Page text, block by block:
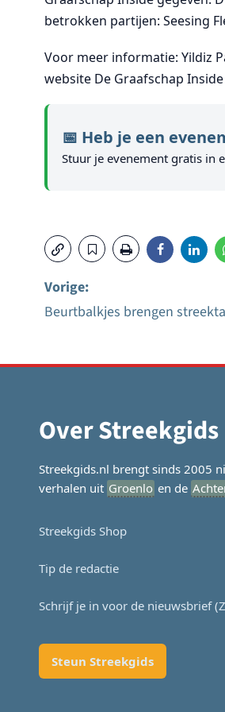
betrokken partijen: Seesing
Voor meer informatie: Yildiz
website De Graafschap
📅 Heb je een
Stuur je evenement gratis in
Bericht
navigatie
Vorige:
Beurtbalkjes brengen
Over Streekgids
Streekgids.nl brengt sinds 2005
verhalen uit Groenlo en de
Streekgids Shop
Tip de redactie
Schrijf je in voor de nieuwsbrief
Steun Streekgids